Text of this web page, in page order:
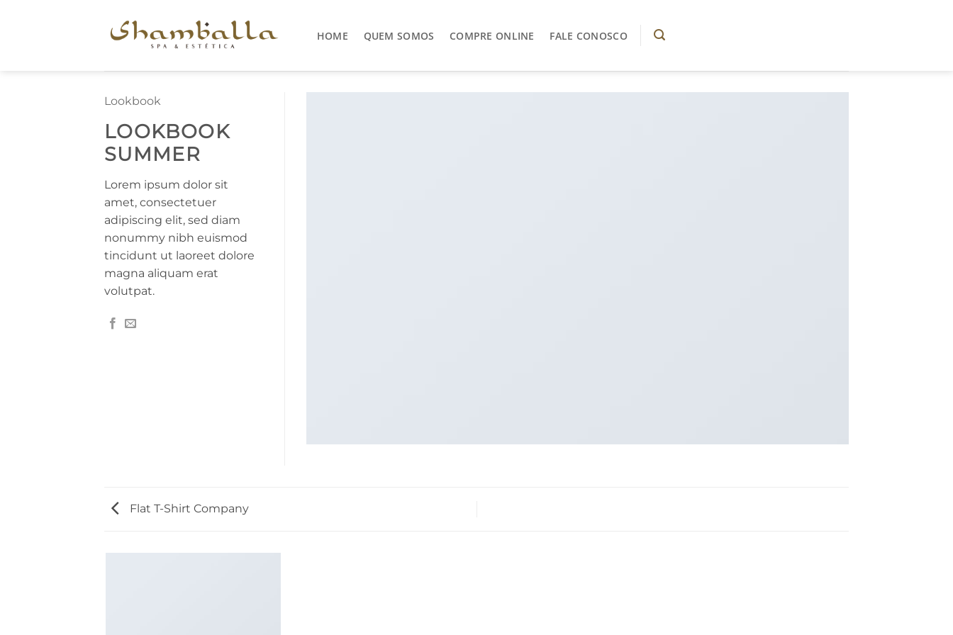
HOME QUEM SOMOS COMPRE ONLINE FALE CONOSCO
Lookbook
LOOKBOOK
SUMMER
Lorem ipsum dolor sit
amet, consectetuer
adipiscing elit, sed diam
nonummy nibh euismod
tincidunt ut laoreet dolore
magna aliquam erat
volutpat.
Flat T-Shirt Company